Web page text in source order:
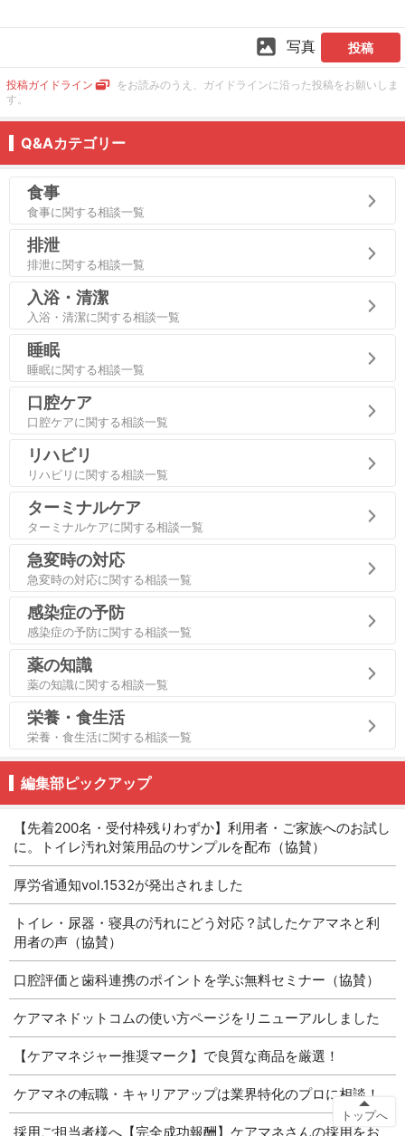
写真 投稿
投稿ガイドライン
をお読みのうえ、ガイドラインに沿った投稿をお願いしま
す。
Q&Aカテゴリー
食事
食事に関する相談一覧
排泄
排泄に関する相談一覧
入浴・清潔
入浴・清潔に関する相談一覧
睡眠
睡眠に関する相談一覧
口腔ケア
口腔ケアに関する相談一覧
リハビリ
リハビリに関する相談一覧
ターミナルケア
ターミナルケアに関する相談一覧
急変時の対応
急変時の対応に関する相談一覧
感染症の予防
感染症の予防に関する相談一覧
薬の知識
薬の知識に関する相談一覧
栄養・食生活
栄養・食生活に関する相談一覧
編集部ピックアップ
【先着200名・受付枠残りわずか】利用者・ご家族へのお試し
に。トイレ汚れ対策用品のサンプルを配布（協賛）
厚労省通知vol.1532が発出されました
トイレ・尿器・寝具の汚れにどう対応？試したケアマネと利
用者の声（協賛）
口腔評価と歯科連携のポイントを学ぶ無料セミナー（協賛）
ケアマネドットコムの使い方ページをリニューアルしました
【ケアマネジャー推奨マーク】で良質な商品を厳選！
ケアマネの転職・キャリアアップは業界特化のプロに相談！
採用ご担当者様へ【完全成功報酬】ケアマネさんの採用をお
トップへ